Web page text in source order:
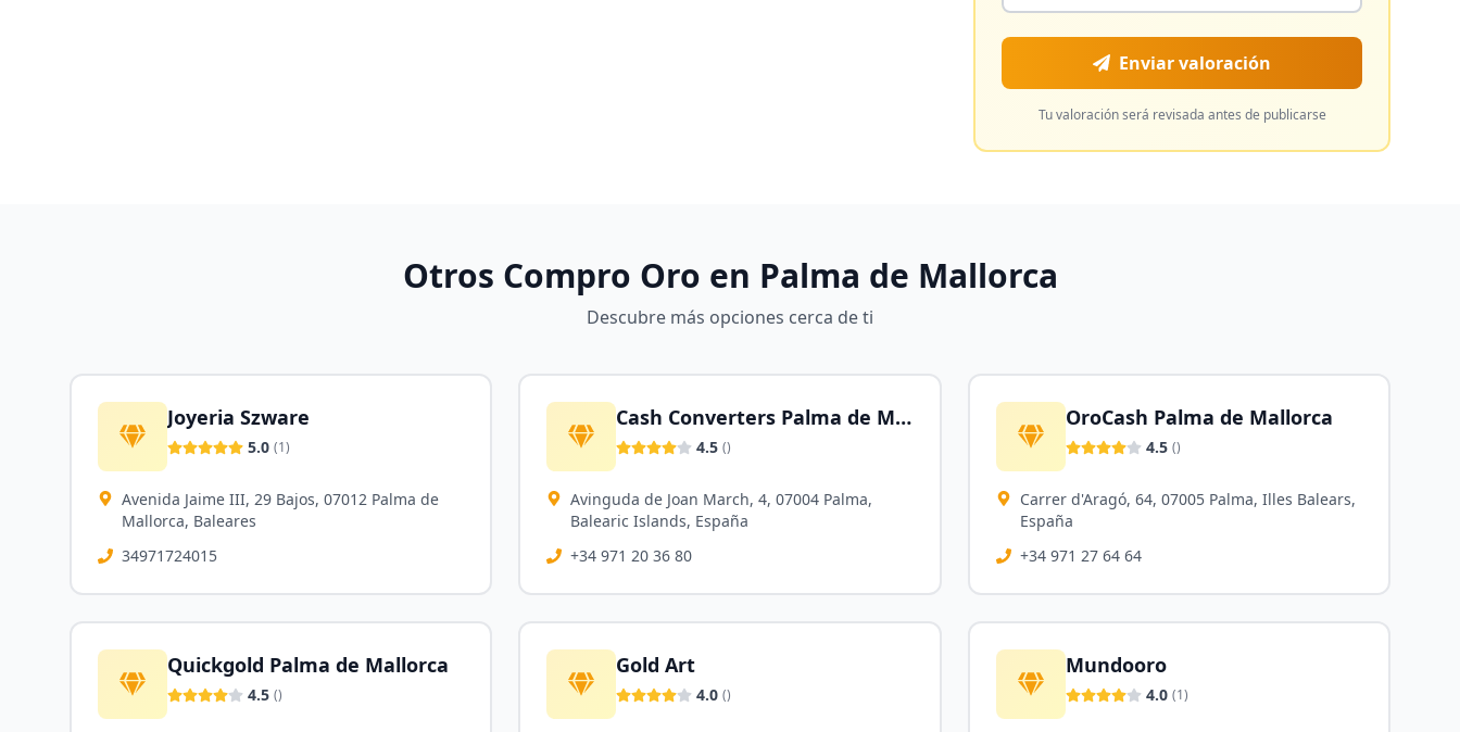
Enviar valoración
Tu valoración será revisada antes de publicarse
Otros Compro Oro en Palma de Mallorca
Descubre más opciones cerca de ti
Joyeria Szware
5.0 (1)
Avenida Jaime III, 29 Bajos, 07012 Palma de
Mallorca, Baleares
34971724015
Cash Converters Palma de Mallorca
4.5 ()
Avinguda de Joan March, 4, 07004 Palma,
Balearic Islands, España
+34 971 20 36 80
OroCash Palma de Mallorca
4.5 ()
Carrer d'Aragó, 64, 07005 Palma, Illes Balears,
España
+34 971 27 64 64
Quickgold Palma de Mallorca
4.5 ()
Gold Art
4.0 ()
Mundooro
4.0 (1)